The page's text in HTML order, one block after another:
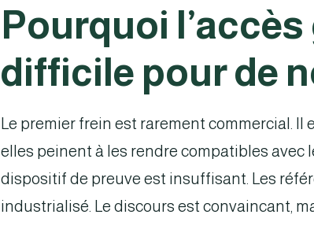
Pourquoi
difficile pour de
Le premier frein est rarement commercial. Il
elles peinent à les rendre compatibles avec
dispositif de preuve est insuffisant. Les
industrialisé. Le discours est convaincant,